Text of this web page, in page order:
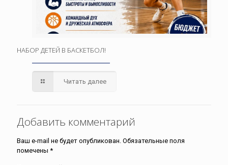
НАБОР ДЕТЕЙ В БАСКЕТБОЛ!
Читать далее
Добавить комментарий
Ваш e-mail не будет опубликован. Обязательные поля
помечены *